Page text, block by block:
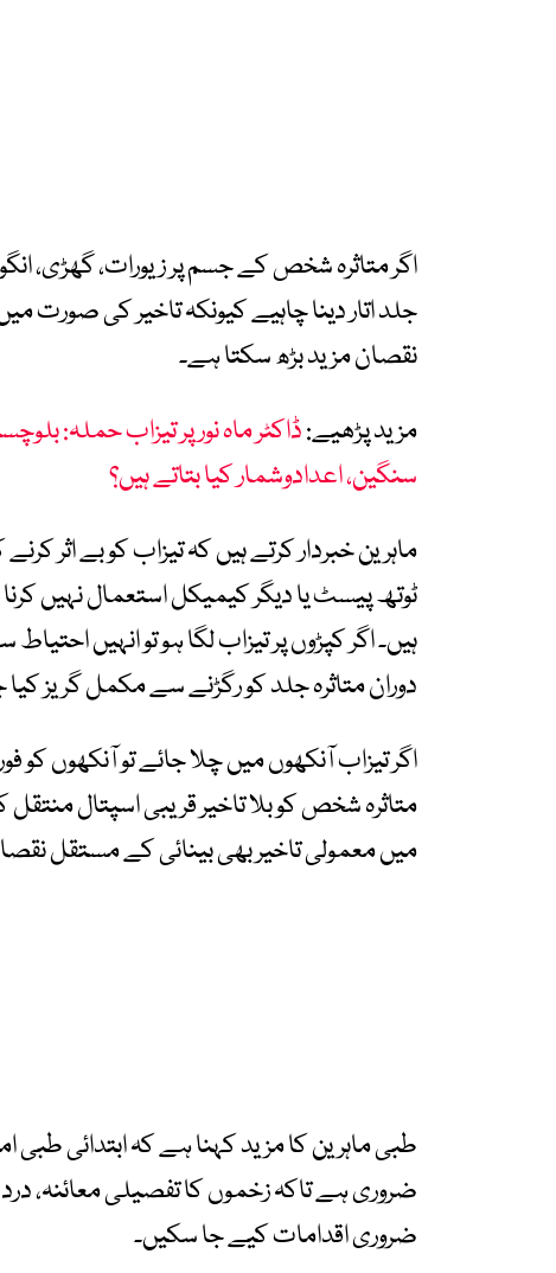
اگر متاثرہ شخص کے جسم پر زیورات، گھڑی،
جلد اتار دینا چاہیے کیونکہ تاخیر کی
نقصان مزید بڑھ سکتا ہے۔
مزید پڑھیے:ڈاکٹر ماہ نور پر تیزاب حملہ:
سنگین، اعدادوشمار کیا بتاتے ہیں؟
ماہرین خبردار کرتے ہیں کہ تیزاب کو بے اثر
ٹوتھ پیسٹ یا دیگر کیمیکل استعمال نہیں
ہیں۔ اگر کپڑوں پر تیزاب لگا ہو تو انہیں
دوران متاثرہ جلد کو رگڑنے سے مکمل گریز کیا
اگر تیزاب آنکھوں میں چلا جائے تو آنکھوں
متاثرہ شخص کو بلا تاخیر قریبی اسپتال
میں معمولی تاخیر بھی بینائی کے مستقل
طبی ماہرین کا مزید کہنا ہے کہ ابتدائی طبی
ضروری ہے تاکہ زخموں کا تفصیلی معائنہ،
ضروری اقدامات کیے جا سکیں۔